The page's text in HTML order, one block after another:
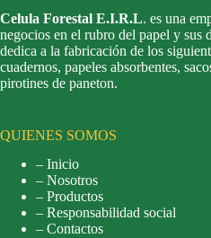
Celula Forestal E.I.R.L. es una
negocios en el rubro del papel y sus
dedica a la fabricación de los
cuadernos, papeles absorbentes,
pirotines de paneton.
QUIENES SOMOS
– Inicio
– Nosotros
– Productos
– Responsabilidad social
– Contactos